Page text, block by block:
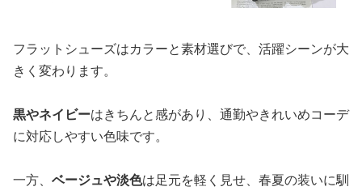
フラットシューズはカラーと素材選びで、活躍シーンが大
きく変わります。
黒やネイビーはきちんと感があり、通勤やきれいめコーデ
に対応しやすい色味です。
一方、 ベージュや淡色は足元を軽く見せ、春夏の装いに馴